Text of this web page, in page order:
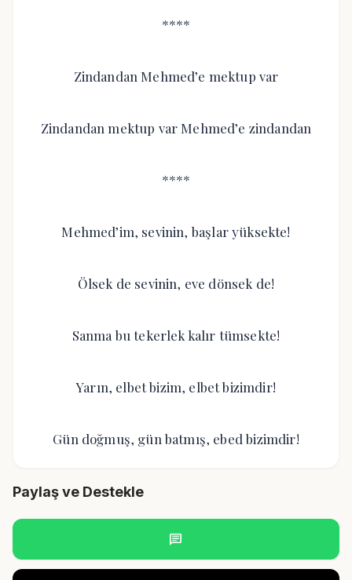
****
Zindandan Mehmed’e mektup var
Zindandan mektup var Mehmed’e zindandan
****
Mehmed’im, sevinin, başlar yüksekte!
Ölsek de sevinin, eve dönsek de!
Sanma bu tekerlek kalır tümsekte!
Yarın, elbet bizim, elbet bizimdir!
Gün doğmuş, gün batmış, ebed bizimdir!
Paylaş ve Destekle
chat